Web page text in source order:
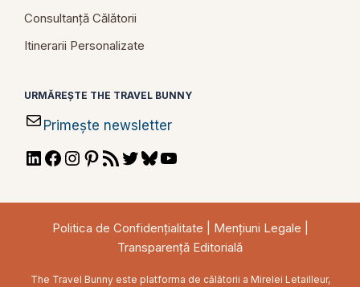
Consultanță Călătorii
Itinerarii Personalizate
URMĂREȘTE THE TRAVEL BUNNY
Primește newsletter
LinkedIn
Facebook
Instagram
Pinterest
RSSTwitterBluesky
Politica de Confidențialitate Mențiuni Legale
Transparență Editorială
The Travel Bunny este platforma de călătorii a Mirelei Letailleur,